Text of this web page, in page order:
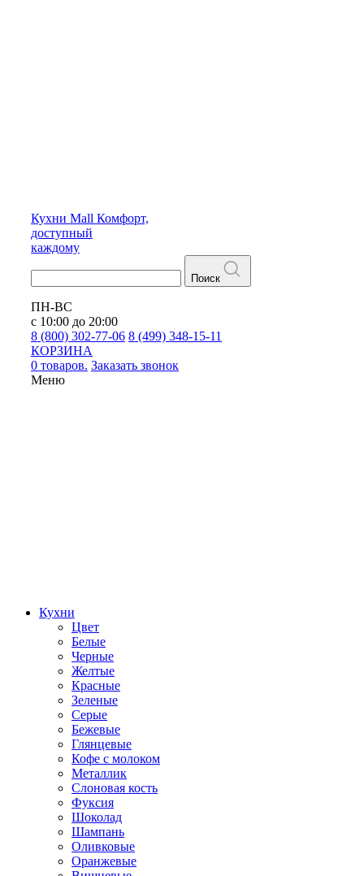
Кухни Mall Комфорт,
доступный
каждому
Поиск
ПН-ВС
с 10:00 до 20:00
8 (800) 302-77-06 8 (499) 348-15-11
КОРЗИНА
0 товаров. Заказать звонок
Меню
Кухни
Цвет
Белые
Черные
Желтые
Красные
Зеленые
Серые
Бежевые
Глянцевые
Кофе с молоком
Металлик
Слоновая кость
Фуксия
Шоколад
Шампань
Оливковые
Оранжевые